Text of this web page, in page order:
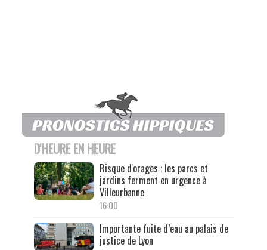
D'HEURE EN HEURE
Risque d'orages : les parcs et
jardins ferment en urgence à
Villeurbanne
16:00
Importante fuite d’eau au palais de
justice de Lyon